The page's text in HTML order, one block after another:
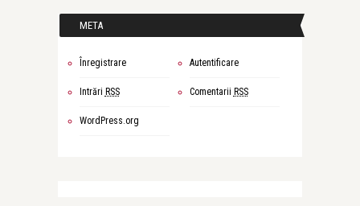
META
Înregistrare Autentificare
Intrări RSS Comentarii RSS
WordPress.org